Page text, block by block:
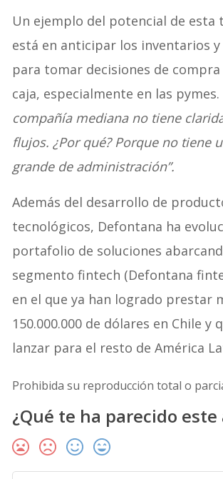
Un ejemplo del potencial de esta
está en anticipar los inventarios y
para tomar decisiones de
caja, especialmente en las pymes.
compañía mediana no tiene
flujos. ¿Por qué? Porque no tiene
grande de administración”.
Además del desarrollo de
tecnológicos, Defontana ha
portafolio de soluciones
segmento fintech (Defontana
en el que ya han logrado prestar
150.000.000 de dólares en Chile y
lanzar para el resto de América
Prohibida su reproducción total o
¿Qué te ha parecido